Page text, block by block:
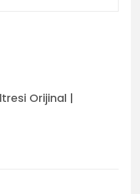
Orijinal |